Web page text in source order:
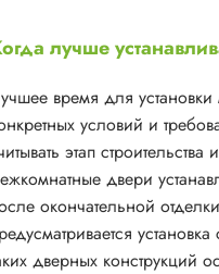
лучше
время для
условий и
этап
двери
окончательной
дверных конструкций